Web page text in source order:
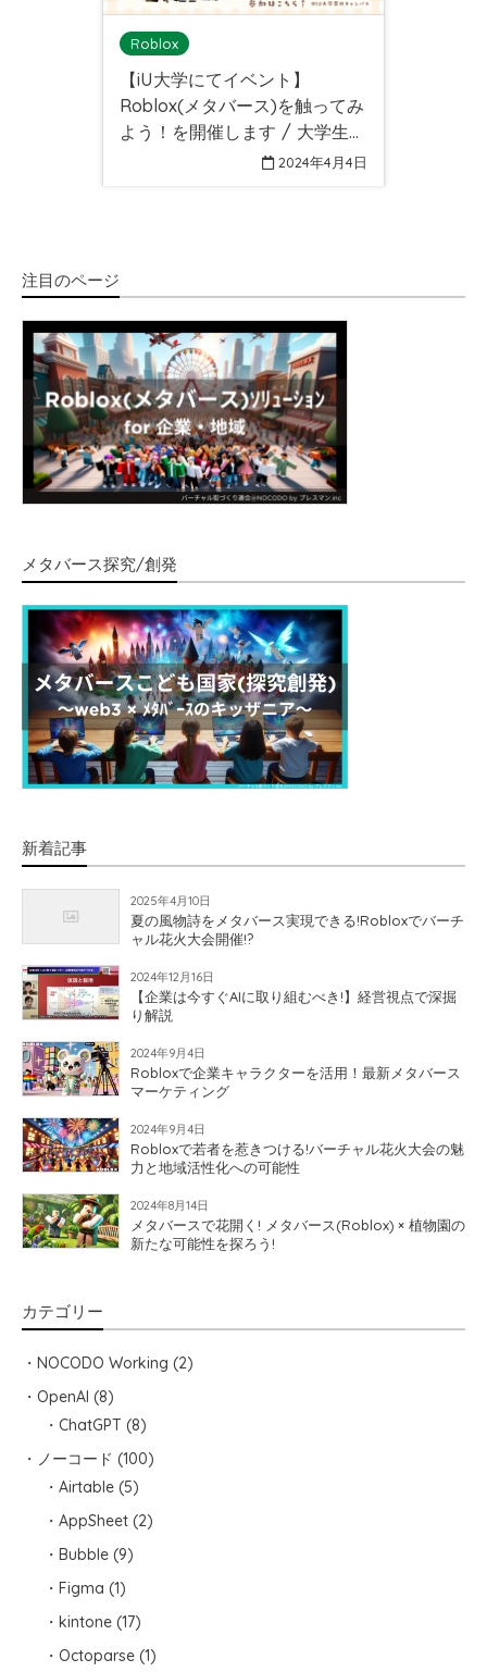
Roblox
2024年4月4日
【iU大学にてイベント】
Roblox(メタバース)を触ってみ
よう！を開催します / 大学生・
高校生の参加OK / 墨田区のiU
注目のページ
メタバース探究/創発
新着記事
2025年4月10日
夏の風物詩をメタバース実現できる!Robloxでバーチ
ャル花火大会開催!?
2024年12月16日
【企業は今すぐAIに取り組むべき!】経営視点で深掘
り解説
2024年9月4日
Robloxで企業キャラクターを活用！最新メタバース
マーケティング
2024年9月4日
Robloxで若者を惹きつける!バーチャル花火大会の魅
力と地域活性化への可能性
2024年8月14日
メタバースで花開く! メタバース(Roblox) × 植物園の
新たな可能性を探ろう!
カテゴリー
NOCODO Working (2)
OpenAI (8)
ChatGPT (8)
ノーコード (100)
Airtable (5)
AppSheet (2)
Bubble (9)
Figma (1)
kintone (17)
Octoparse (1)